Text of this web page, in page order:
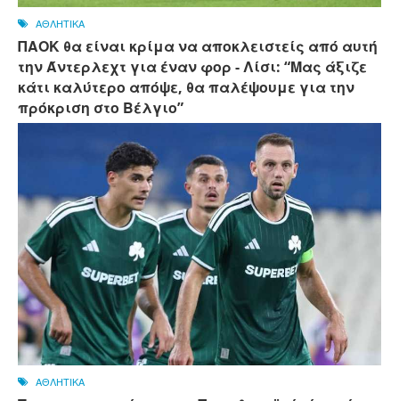
ΑΘΛΗΤΙΚΑ
ΠΑΟΚ θα είναι κρίμα να αποκλειστείς από αυτή
την Άντερλεχτ για έναν φορ - ​​Λίσι: “Μας άξιζε
κάτι καλύτερο απόψε, θα παλέψουμε για την
πρόκριση στο Βέλγιο”
ΑΘΛΗΤΙΚΑ